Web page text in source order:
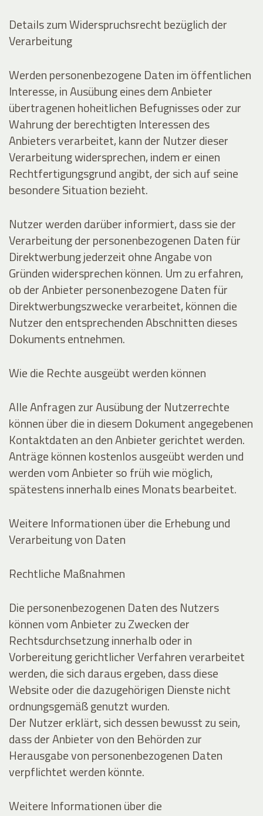
Details zum Widerspruchsrecht bezüglich der
Verarbeitung
Werden personenbezogene Daten im öffentlichen
Interesse, in Ausübung eines dem Anbieter
übertragenen hoheitlichen Befugnisses oder zur
Wahrung der berechtigten Interessen des
Anbieters verarbeitet, kann der Nutzer dieser
Verarbeitung widersprechen, indem er einen
Rechtfertigungsgrund angibt, der sich auf seine
besondere Situation bezieht.
Nutzer werden darüber informiert, dass sie der
Verarbeitung der personenbezogenen Daten für
Direktwerbung jederzeit ohne Angabe von
Gründen widersprechen können. Um zu erfahren,
ob der Anbieter personenbezogene Daten für
Direktwerbungszwecke verarbeitet, können die
Nutzer den entsprechenden Abschnitten dieses
Dokuments entnehmen.
Wie die Rechte ausgeübt werden können
Alle Anfragen zur Ausübung der Nutzerrechte
können über die in diesem Dokument angegebenen
Kontaktdaten an den Anbieter gerichtet werden.
Anträge können kostenlos ausgeübt werden und
werden vom Anbieter so früh wie möglich,
spätestens innerhalb eines Monats bearbeitet.
Weitere Informationen über die Erhebung und
Verarbeitung von Daten
Rechtliche Maßnahmen
Die personenbezogenen Daten des Nutzers
können vom Anbieter zu Zwecken der
Rechtsdurchsetzung innerhalb oder in
Vorbereitung gerichtlicher Verfahren verarbeitet
werden, die sich daraus ergeben, dass diese
Website oder die dazugehörigen Dienste nicht
ordnungsgemäß genutzt wurden.
Der Nutzer erklärt, sich dessen bewusst zu sein,
dass der Anbieter von den Behörden zur
Herausgabe von personenbezogenen Daten
verpflichtet werden könnte.
Weitere Informationen über die